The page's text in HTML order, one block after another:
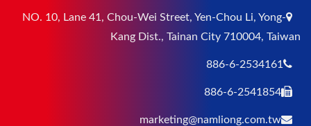
NO. 10, Lane 41, Chou-Wei Street, Yen-Chou Li, Yong-
Kang Dist., Tainan City 710004, Taiwan
886-6-2534161
886-6-2541854
marketing@namliong.com.tw